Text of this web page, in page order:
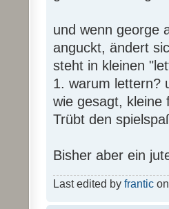
und wenn george
anguckt, ändert
steht in kleinen
1. warum lettern?
wie gesagt, kleine
Trübt den
Bisher aber ein
Last edited by frantic